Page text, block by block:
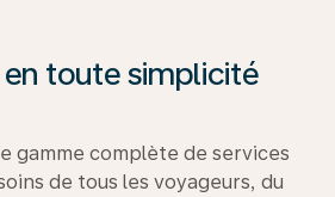
toute simplicité
gamme complète de services
de tous les voyageurs, du